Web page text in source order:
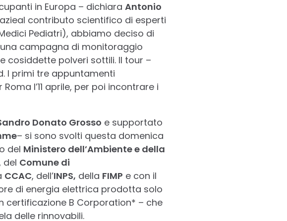
in Europa – dichiara Antonio
contributo scientifico di esperti
Pediatri), abbiamo deciso di
campagna di monitoraggio
cosiddette polveri sottili. Il tour –
I primi tre appuntamenti
l’11 aprile, per poi incontrare i
Donato Grosso e supportato
– si sono svolti questa domenica
del Ministero dell’Ambiente e della
del Comune di
CCAC, dell’INPS, della FIMP e con il
di energia elettrica prodotta solo
certificazione B Corporation* – che
delle rinnovabili.